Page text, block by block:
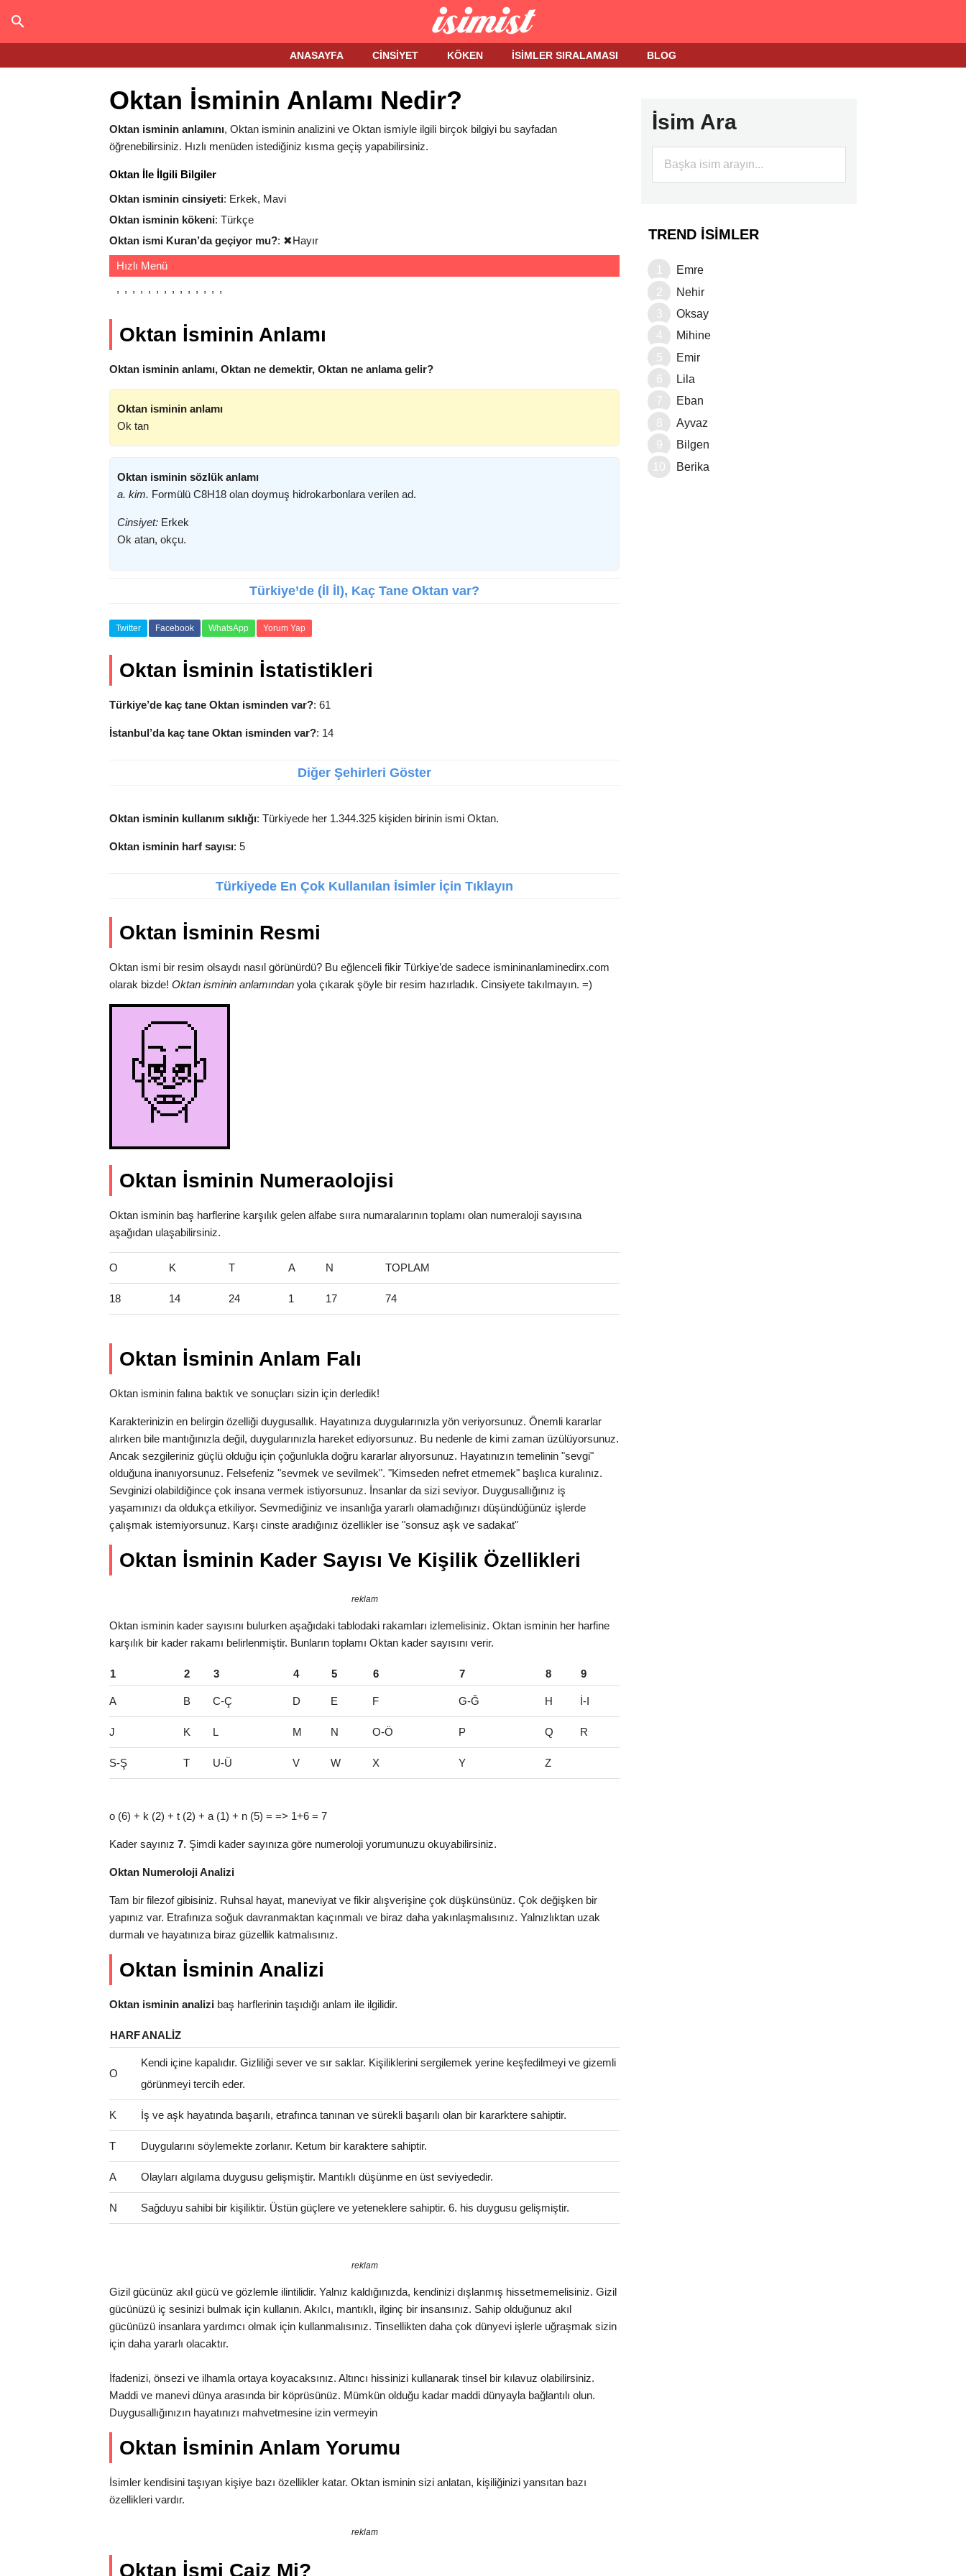
ANASAYFA CINSIYET KÖKEN İSIMLER SIRALAMASI BLOG
Oktan İsminin Anlamı Nedir?
Oktan isminin anlamını, Oktan isminin analizini ve Oktan ismiyle ilgili birçok bilgiyi bu sayfadan
öğrenebilirsiniz. Hızlı menüden istediğiniz kısma geçiş yapabilirsiniz.
Oktan İle İlgili Bilgiler
Oktan isminin cinsiyeti: Erkek, Mavi
Oktan isminin kökeni: Türkçe
Oktan ismi Kuran’da geçiyor mu?: ✖Hayır
Hızlı Menü
Oktan İsminin Anlamı
Oktan isminin anlamı, Oktan ne demektir, Oktan ne anlama gelir?
Oktan isminin anlamı
Ok tan
Oktan isminin sözlük anlamı
a. kim. Formülü C8H18 olan doymuş hidrokarbonlara verilen ad.
Cinsiyet: Erkek
Ok atan, okçu.
Türkiye’de (İl İl), Kaç Tane Oktan var?
Twitter Facebook WhatsApp Yorum Yap
Oktan İsminin İstatistikleri
Türkiye’de kaç tane Oktan isminden var?: 61
İstanbul’da kaç tane Oktan isminden var?: 14
Diğer Şehirleri Göster
Oktan isminin kullanım sıklığı: Türkiyede her 1.344.325 kişiden birinin ismi Oktan.
Oktan isminin harf sayısı: 5
Türkiyede En Çok Kullanılan İsimler İçin Tıklayın
Oktan İsminin Resmi
Oktan ismi bir resim olsaydı nasıl görünürdü? Bu eğlenceli fikir Türkiye’de sadece ismininanlaminedirx.com
olarak bizde! Oktan isminin anlamından yola çıkarak şöyle bir resim hazırladık. Cinsiyete takılmayın. =)
Oktan İsminin Numeraolojisi
Oktan isminin baş harflerine karşılık gelen alfabe sııra numaralarının toplamı olan numeraloji sayısına
aşağıdan ulaşabilirsiniz.
O K T A N TOPLAM
18 14 24 1 17 74
Oktan İsminin Anlam Falı
Oktan isminin falına baktık ve sonuçları sizin için derledik!
Karakterinizin en belirgin özelliği duygusallık. Hayatınıza duygularınızla yön veriyorsunuz. Önemli kararlar
alırken bile mantığınızla değil, duygularınızla hareket ediyorsunuz. Bu nedenle de kimi zaman üzülüyorsunuz.
Ancak sezgileriniz güçlü olduğu için çoğunlukla doğru kararlar alıyorsunuz. Hayatınızın temelinin "sevgi"
olduğuna inanıyorsunuz. Felsefeniz "sevmek ve sevilmek". "Kimseden nefret etmemek" başlıca kuralınız.
Sevginizi olabildiğince çok insana vermek istiyorsunuz. İnsanlar da sizi seviyor. Duygusallığınız iş
yaşamınızı da oldukça etkiliyor. Sevmediğiniz ve insanlığa yararlı olamadığınızı düşündüğünüz işlerde
çalışmak istemiyorsunuz. Karşı cinste aradığınız özellikler ise "sonsuz aşk ve sadakat"
Oktan İsminin Kader Sayısı Ve Kişilik Özellikleri
reklam
Oktan isminin kader sayısını bulurken aşağıdaki tablodaki rakamları izlemelisiniz. Oktan isminin her harfine
karşılık bir kader rakamı belirlenmiştir. Bunların toplamı Oktan kader sayısını verir.
1 2 3 4 5 6 7 8 9
A B C-Ç D E F G-Ğ H İ-I
J K L M N O-Ö P Q R
S-Ş T U-Ü V W X Y Z
o (6) + k (2) + t (2) + a (1) + n (5) = => 1+6 = 7
Kader sayınız 7. Şimdi kader sayınıza göre numeroloji yorumunuzu okuyabilirsiniz.
Oktan Numeroloji Analizi
Tam bir filezof gibisiniz. Ruhsal hayat, maneviyat ve fikir alışverişine çok düşkünsünüz. Çok değişken bir
yapınız var. Etrafınıza soğuk davranmaktan kaçınmalı ve biraz daha yakınlaşmalısınız. Yalnızlıktan uzak
durmalı ve hayatınıza biraz güzellik katmalısınız.
Oktan İsminin Analizi
Oktan isminin analizi baş harflerinin taşıdığı anlam ile ilgilidir.
HARFANALIZ
O
Kendi içine kapalıdır. Gizliliği sever ve sır saklar. Kişiliklerini sergilemek yerine keşfedilmeyi ve gizemli
görünmeyi tercih eder.
K İş ve aşk hayatında başarılı, etrafınca tanınan ve sürekli başarılı olan bir kararktere sahiptir.
T Duygularını söylemekte zorlanır. Ketum bir karaktere sahiptir.
A Olayları algılama duygusu gelişmiştir. Mantıklı düşünme en üst seviyededir.
N Sağduyu sahibi bir kişiliktir. Üstün güçlere ve yeteneklere sahiptir. 6. his duygusu gelişmiştir.
reklam
Gizil gücünüz akıl gücü ve gözlemle ilintilidir. Yalnız kaldığınızda, kendinizi dışlanmış hissetmemelisiniz. Gizil
gücünüzü iç sesinizi bulmak için kullanın. Akılcı, mantıklı, ilginç bir insansınız. Sahip olduğunuz akıl
gücünüzü insanlara yardımcı olmak için kullanmalısınız. Tinsellikten daha çok dünyevi işlerle uğraşmak sizin
için daha yararlı olacaktır.
İfadenizi, önsezi ve ilhamla ortaya koyacaksınız. Altıncı hissinizi kullanarak tinsel bir kılavuz olabilirsiniz.
Maddi ve manevi dünya arasında bir köprüsünüz. Mümkün olduğu kadar maddi dünyayla bağlantılı olun.
Duygusallığınızın hayatınızı mahvetmesine izin vermeyin
Oktan İsminin Anlam Yorumu
İsimler kendisini taşıyan kişiye bazı özellikler katar. Oktan isminin sizi anlatan, kişiliğinizi yansıtan bazı
özellikleri vardır.
reklam
Oktan İsmi Caiz Mi?
İsim Ara
TREND İSIMLER
Emre
Nehir
Oksay
Mihine
Emir
Lila
Eban
Ayvaz
Bilgen
Berika